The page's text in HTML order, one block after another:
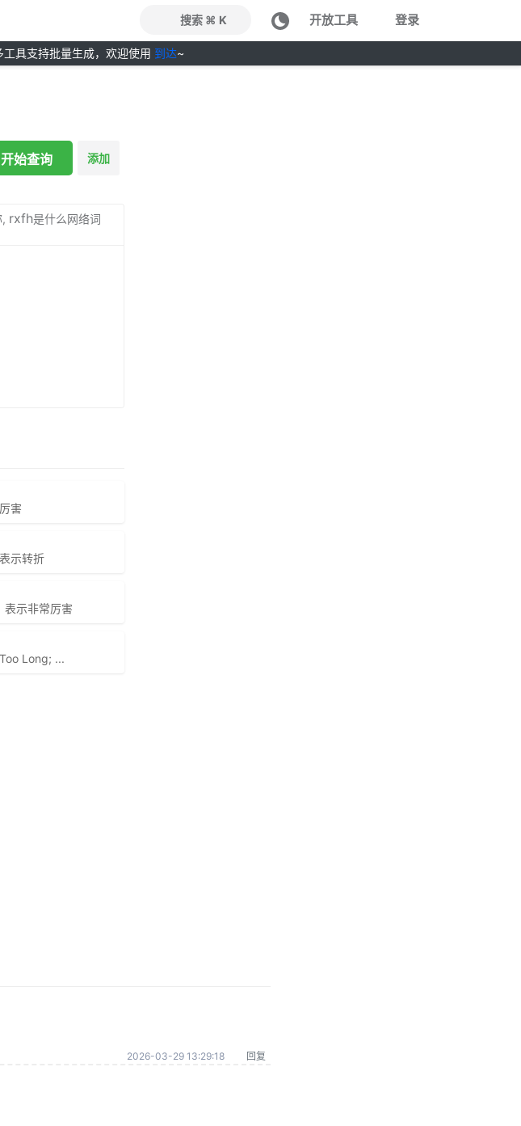
搜索 ⌘ K 开放工具 登录
具支持批量生成，欢迎使用 到达~
开始查询 添加
rxfh是什么网络词
害
示转折
表示非常厉害
Long; ...
2026-03-29 13:29:18 回复